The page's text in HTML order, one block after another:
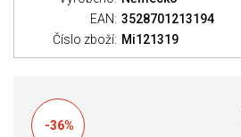
EAN: 3528701213194
Číslo zboží: Mi121319
-36%